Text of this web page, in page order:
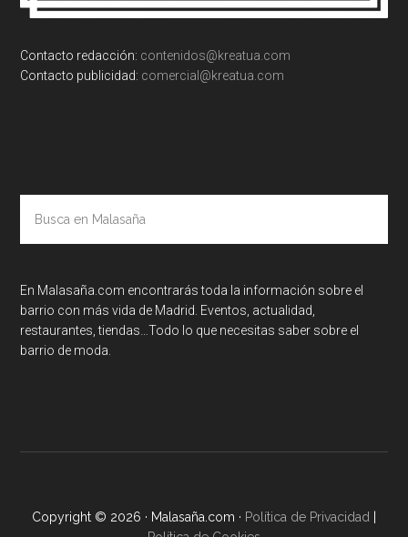
Contacto redacción: contenidos@kreatua.com
Contacto publicidad: comercial@kreatua.com
Malasaña
En Malasaña.com encontrarás toda la información sobre el
barrio con más vida de Madrid. Eventos, actualidad,
restaurantes, tiendas…Todo lo que necesitas saber sobre el
barrio de moda.
Copyright © 2026 · Malasaña.com · Política de Privacidad